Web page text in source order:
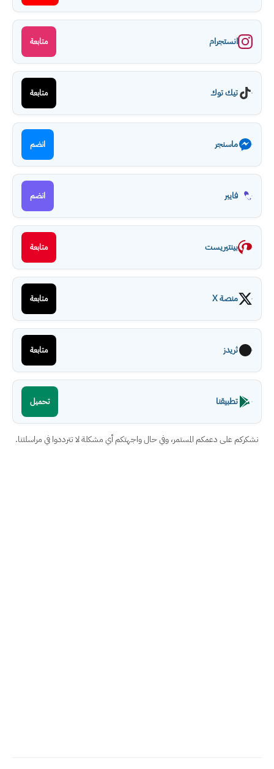
انستجرام متابعة
تيك توك متابعة
ماسنجر انضم
فايبر انضم
بينتيريست متابعة
منصة X متابعة
ثريدز متابعة
تطبيقنا تحميل
نشكركم على دعمكم المستمر، وفي حال واجهتكم أي مشكلة لا تترددوا في مراسلتنا.